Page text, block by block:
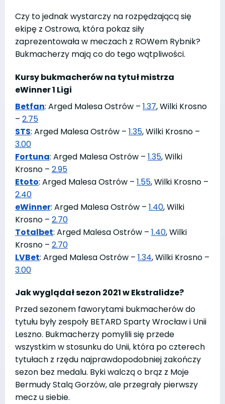
Czy to jednak wystarczy na rozpędzającą się
ekipę z Ostrowa, która pokaz siły
zaprezentowała w meczach z ROWem Rybnik?
Bukmacherzy mają co do tego wątpliwości.
Kursy bukmacherów na tytuł mistrza
eWinner 1 Ligi
Betfan: Arged Malesa Ostrów – 1.37, Wilki Krosno
– 2.75
STS: Arged Malesa Ostrów – 1.35, Wilki Krosno –
3.00
Fortuna: Arged Malesa Ostrów – 1.35, Wilki
Krosno – 2.95
Etoto: Arged Malesa Ostrów – 1.55, Wilki Krosno –
2.40
eWinner: Arged Malesa Ostrów – 1.40, Wilki
Krosno – 2.70
Totalbet: Arged Malesa Ostrów – 1.40, Wilki
Krosno – 2.70
LVBet: Arged Malesa Ostrów – 1.34, Wilki Krosno –
3.00
Jak wyglądał sezon 2021 w Ekstralidze?
Przed sezonem faworytami bukmacherów do
tytułu były zespoły BETARD Sparty Wrocław i Unii
Leszno. Bukmacherzy pomylili się przede
wszystkim w stosunku do Unii, która po czterech
tytułach z rzędu najprawdopodobniej zakończy
sezon bez medalu. Byki walczą o brąz z Moje
Bermudy Stalą Gorzów, ale przegrały pierwszy
mecz u siebie.